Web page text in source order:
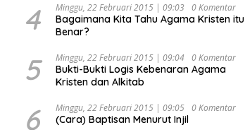
4 Minggu, 22 Februari 2015 | 09:03 0 Komentar
Bagaimana Kita Tahu Agama Kristen itu
Benar?
5 Minggu, 22 Februari 2015 | 09:04 0 Komentar
Bukti-Bukti Logis Kebenaran Agama
Kristen dan Alkitab
6 Minggu, 22 Februari 2015 | 09:05 0 Komentar
(Cara) Baptisan Menurut Injil